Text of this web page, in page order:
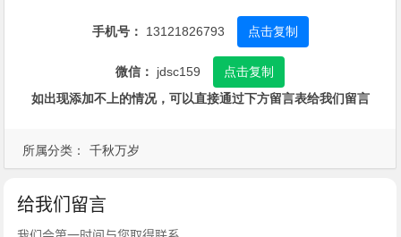
所属分类： 千秋万岁
手机号： 13121826793 点击复制
微信： jdsc159
点击复制
如出现添加不上的情况，可以直接通过下方留言表给我们留言